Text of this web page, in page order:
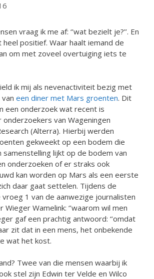
vraag ik me af: ‘’wat bezielt je?’’. En
heel positief. Waar haalt iemand de
om met zoveel overtuiging iets te
ik mij als nevenactiviteit bezig met
een diner met Mars groenten. Dit
een onderzoek wat recent is
van Wageningen
(Alterra). Hierbij werden
gekweekt op een bodem die
samenstelling lijkt op de bodem van
onderzoeken of er straks ook
kan worden op Mars als een eerste
daar gaat settelen. Tijdens de
1 van de aanwezige journalisten
Wamelink: ‘’waarom wil men
gaf een prachtig antwoord: ‘’omdat
zit dat in een mens, het onbekende
wat het kost.
Twee van die mensen waarbij ik
stel zijn Edwin ter Velde en Wilco